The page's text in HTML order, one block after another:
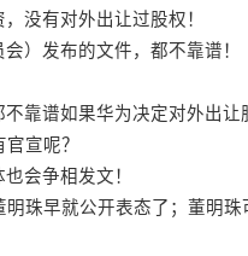
没有对外出让过股权！
）发布的文件，都不靠谱！
靠谱如果华为决定对外出
宣呢？
会争相发文！
珠早就公开表态了；董明